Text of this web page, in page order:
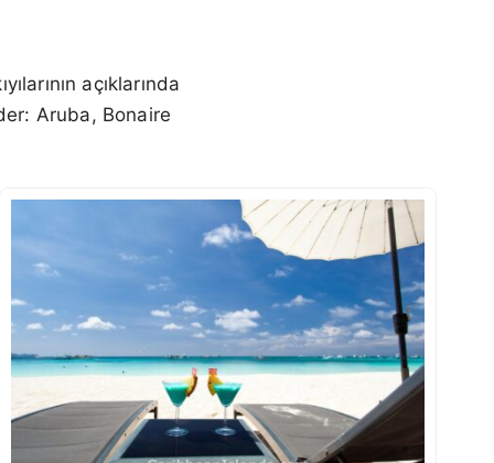
açıklarında
Aruba, Bonaire